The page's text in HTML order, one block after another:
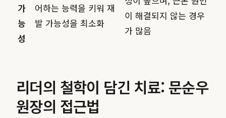
가
능
성
어하는 능력을 키워 재
발 가능성을 최소화
이 해결되지 않는 경우
가 많음
리더의 철학이 담긴 치료: 문순우
원장의 접근법